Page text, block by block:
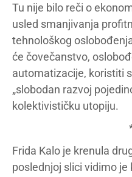
Tu nije bilo reči o
usled smanjivanja
tehnološkog
će čovečanstvo,
automatizacije, koristiti
„slobodan razvoj
kolektivističku utopiju.
Frida Kalo je krenula
poslednjoj slici vidimo